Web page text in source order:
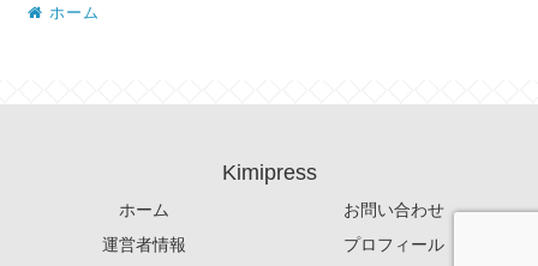
ホーム
Kimipress
ホーム
お問い合わせ
運営者情報
プロフィール